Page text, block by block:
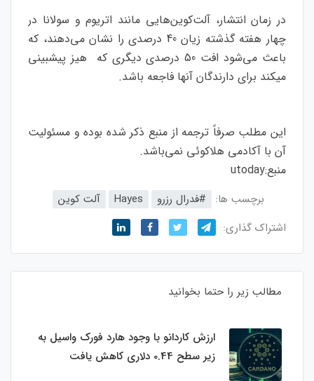
در زمان انتشار، آلت‌کوین‌هایی مانند اتریوم و سولانا در
چهار هفته گذشته زیان 40 درصدی را نشان می‌دهند، که
باعث می‌شود افت 50 درصدی دیگری که هیز پیشبینی
میکند برای دارندگان آنها فاجعه باشد.
این مطلب صرفاً ترجمه از منبع ذکر شده بوده و مسئولیت
آن با آکادمی هلاکوئی نمی‌باشد.
منبع:utoday
برچسب ها: #فدرال رزرو Hayes
آلت کوین
اشتراک گذاری:
مطالب زیر را حتما بخوانید
ارزش کاردانو با وجود هارد فورک واسیل به
زیر سطح 0.44 دلاری کاهش یافت